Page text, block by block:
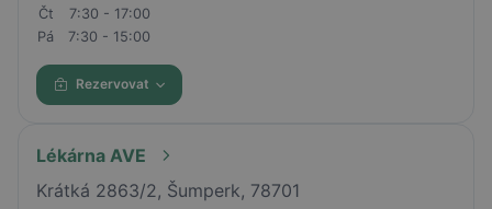
Čt
7:30 - 17:00
Pá
7:30 - 15:00
Rezervovat
Lékárna AVE
Krátká 2863/2, Šumperk, 78701